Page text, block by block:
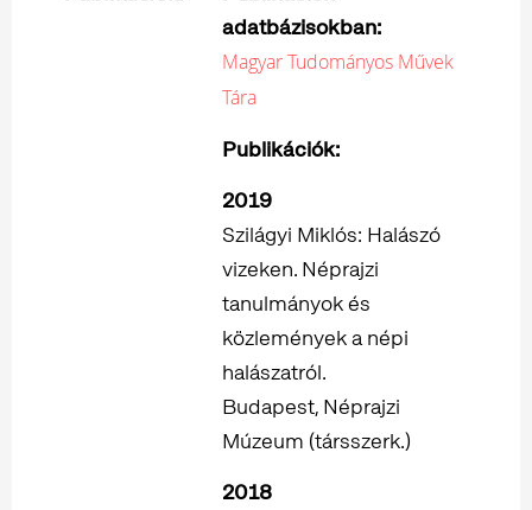
adatbázisokban:
Magyar Tudományos Művek
Tára
Publikációk:
2019
Szilágyi Miklós: Halászó
vizeken. Néprajzi
tanulmányok és
közlemények a népi
halászatról.
Budapest, Néprajzi
Múzeum (társszerk.)
2018